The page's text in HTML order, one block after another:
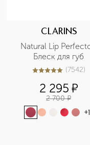
CLARINS
Natural Lip
Блеск для губ
5из 57542 (7542)
2 295 ¤
2 700 ¤
+11